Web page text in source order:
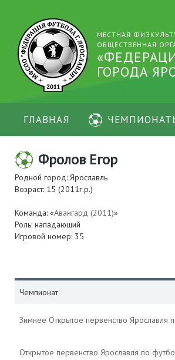
МЕСТНАЯ
ОБЩЕСТВЕННАЯ
ГОРОДА
ГЛАВНАЯ
Фролов Егор
Родной город: Ярославль
Возраст: 15 (2011г.р.)
Команда: «Авангард (2011)»
Роль: нападающий
Игровой номер: 35
Чемпионат
Зимнее Открытое первенство
Открытое первенство Ярославля по